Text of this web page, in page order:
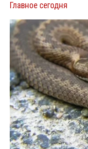
Главное сегодня